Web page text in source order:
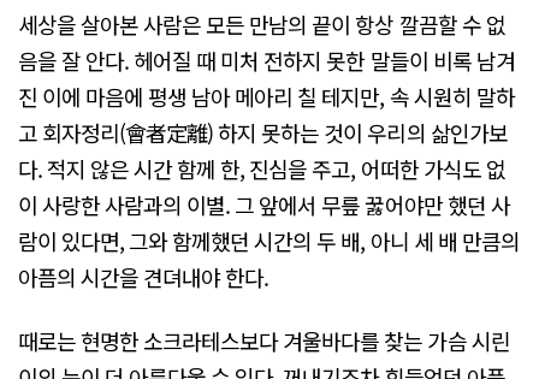
세상을 살아본 사람은 모든 만남의 끝이 항상 깔끔할 수 없
음을 잘 안다. 헤어질 때 미처 전하지 못한 말들이 비록 남겨
진 이에 마음에 평생 남아 메아리 칠 테지만, 속 시원히 말하
고 회자정리(會者定離) 하지 못하는 것이 우리의 삶인가보
다. 적지 않은 시간 함께 한, 진심을 주고, 어떠한 가식도 없
이 사랑한 사람과의 이별. 그 앞에서 무릎 꿇어야만 했던 사
람이 있다면, 그와 함께했던 시간의 두 배, 아니 세 배 만큼의
아픔의 시간을 견뎌내야 한다.
때로는 현명한 소크라테스보다 겨울바다를 찾는 가슴 시린